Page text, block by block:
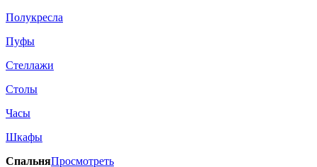
Полукресла
Пуфы
Стеллажи
Столы
Часы
Шкафы
СпальняПросмотреть